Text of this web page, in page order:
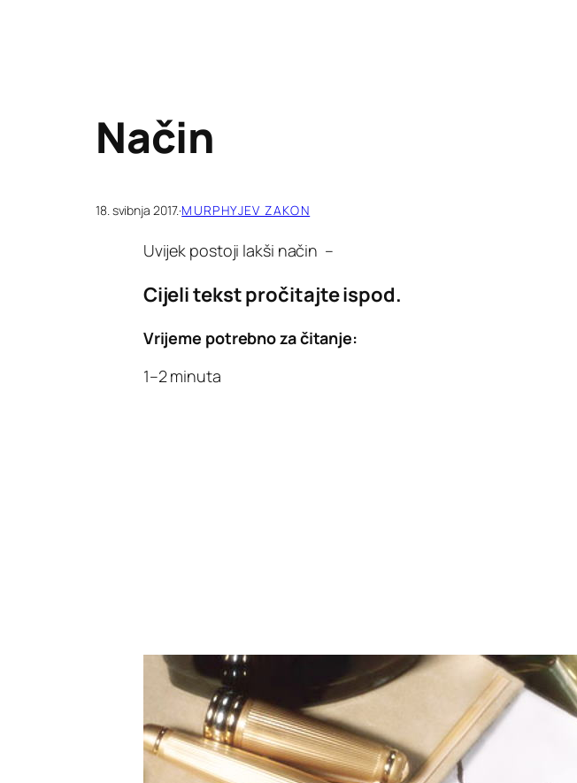
Način
18. svibnja 2017.·MURPHYJEV ZAKON
Uvijek postoji lakši način –
Cijeli tekst pročitajte ispod.
Vrijeme potrebno za čitanje:
1–2 minuta